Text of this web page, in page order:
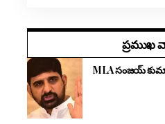
ప్రముఖ
MLA సంజయ్